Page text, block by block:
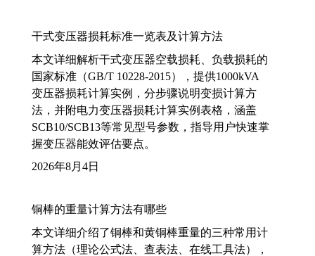
干式变压器损耗标准一览表及计算方法
本文详细解析干式变压器空载损耗、负载损耗的
国家标准（GB/T 10228-2015），提供1000kVA
变压器损耗计算实例，分步骤说明变损计算方
法，并附电力变压器损耗计算实例表格，涵盖
SCB10/SCB13等常见型号参数，指导用户快速掌
握变压器能效评估要点。
2026年8月4日
铜棒的重量计算方法有哪些
本文详细介绍了铜棒和黄铜棒重量的三种常用计
算方法（理论公式法、查表法、在线工具法），